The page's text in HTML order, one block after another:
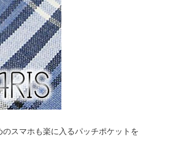
スマホも楽に入るパッチポケットを